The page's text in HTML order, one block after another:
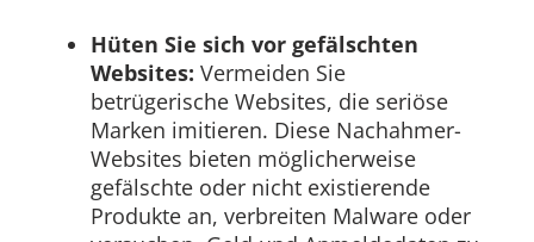
Hüten Sie sich vor gefälschten
Websites: Vermeiden Sie
betrügerische Websites, die seriöse
Marken imitieren. Diese Nachahmer-
Websites bieten möglicherweise
gefälschte oder nicht existierende
Produkte an, verbreiten Malware oder